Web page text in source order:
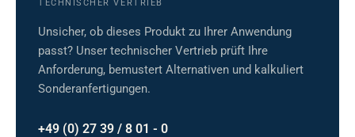
TECHNISCHER VERTRIEB
Unsicher, ob dieses Produkt zu Ihrer Anwendung
passt? Unser technischer Vertrieb prüft Ihre
Anforderung, bemustert Alternativen und kalkuliert
Sonderanfertigungen.
+49 (0) 27 39 / 8 01 - 0